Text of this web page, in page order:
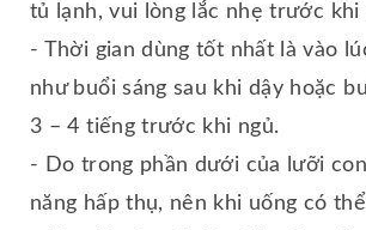
tủ lạnh, vui lòng lắc nhẹ trước khi
- Thời gian dùng tốt nhất là vào
như buổi sáng sau khi dậy hoặc
3 – 4 tiếng trước khi ngủ.
- Do trong phần dưới của lưỡi
năng hấp thụ, nên khi uống có